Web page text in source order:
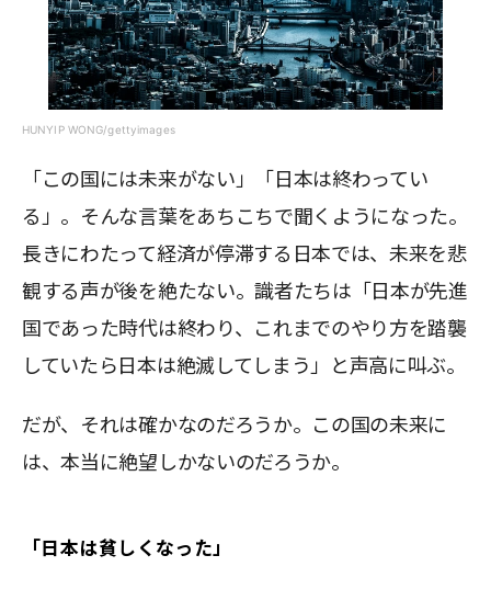
HUNYIP WONG/gettyimages
「この国には未来がない」「日本は終わってい
る」。そんな言葉をあちこちで聞くようになった。
長きにわたって経済が停滞する日本では、未来を悲
観する声が後を絶たない。識者たちは「日本が先進
国であった時代は終わり、これまでのやり方を踏襲
していたら日本は絶滅してしまう」と声高に叫ぶ。
だが、それは確かなのだろうか。この国の未来に
は、本当に絶望しかないのだろうか。
「日本は貧しくなった」